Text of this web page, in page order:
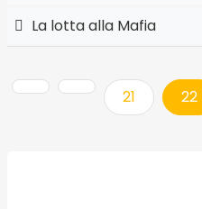
La lotta alla Mafia
21 22